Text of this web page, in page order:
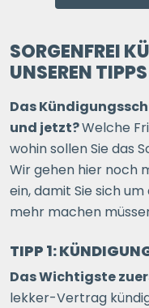
SORGENFREI
UNSEREN TIPPS
Das
und jetzt?Welche
wohin sollen Sie das
Wir gehen hier noch
ein, damit Sie sich
mehr machen
TIPP 1:
Das Wichtigste
lekker-Vertrag